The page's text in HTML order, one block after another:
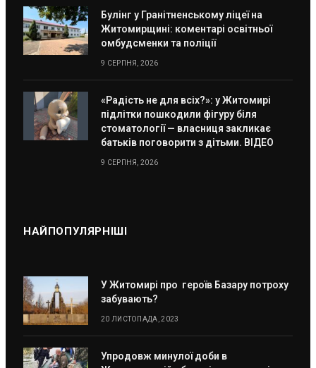
Булінг у Гранітненському ліцеї на
Житомирщині: коментарі освітньої
омбудсменки та поліції
9 СЕРПНЯ, 2026
«Радість не для всіх?»: у Житомирі
підлітки пошкодили фігуру біля
стоматології — власниця закликає
батьків поговорити з дітьми. ВІДЕО
9 СЕРПНЯ, 2026
НАЙПОПУЛЯРНІШІ
У Житомирі про героїв Базару потроху
забувають?
20 ЛИСТОПАДА, 2023
Упродовж минулої доби в